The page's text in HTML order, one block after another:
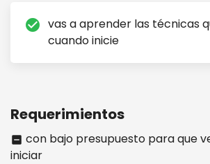
check_circle vas a aprender las técnicas
cuando inicie
Requerimientos
indeterminate_check_box con bajo presupuesto para que
iniciar